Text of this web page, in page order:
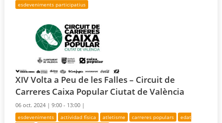
esdeveniments participatius
XIV Volta a Peu de les Falles – Circuit de
Carreres Caixa Popular Ciutat de València
06 oct. 2024 |9:00 - 13:00 |
esdeveniments actividad física atletisme carreres populars
edat